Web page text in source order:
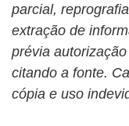
parcial,
extração de
prévia
citando a fonte.
cópia e uso